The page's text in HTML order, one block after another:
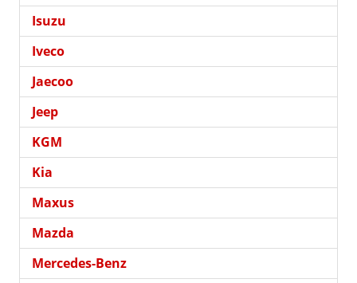
Isuzu
Iveco
Jaecoo
Jeep
KGM
Kia
Maxus
Mazda
Mercedes-Benz